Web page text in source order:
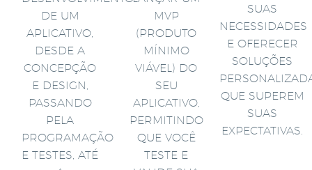
DE UM
APLICATIVO,
DESDE A
CONCEPÇÃO
E DESIGN,
PASSANDO
PELA
PROGRAMAÇÃO
E TESTES, ATÉ
MVP
(PRODUTO
MÍNIMO
VIÁVEL) DO
SEU
APLICATIVO,
PERMITINDO
QUE VOCÊ
TESTE E
SUAS
NECESSIDADES
E OFERECER
SOLUÇÕES
QUE SUPEREM
SUAS
EXPECTATIVAS.